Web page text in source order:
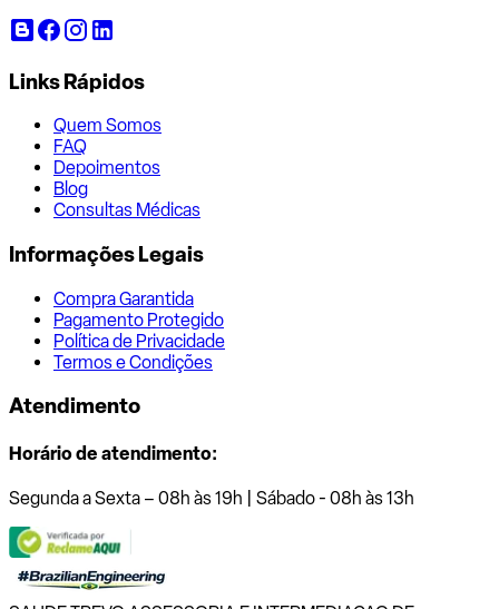
Links Rápidos
Quem Somos
FAQ
Depoimentos
Blog
Consultas Médicas
Informações Legais
Compra Garantida
Pagamento Protegido
Política de Privacidade
Termos e Condições
Atendimento
Horário de atendimento:
Segunda a Sexta – 08h às 19h | Sábado - 08h às 13h